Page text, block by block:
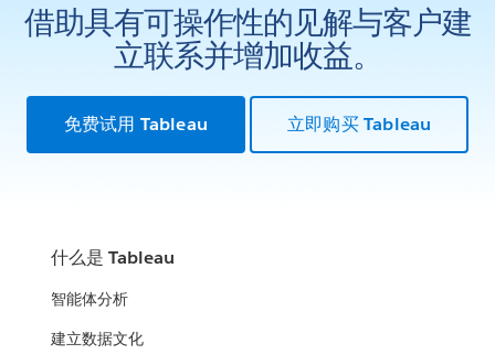
借助具有可操作性的见解与客户建
立联系并增加收益。
免费试用 Tableau 立即购买 Tableau
什么是 Tableau
智能体分析
建立数据文化